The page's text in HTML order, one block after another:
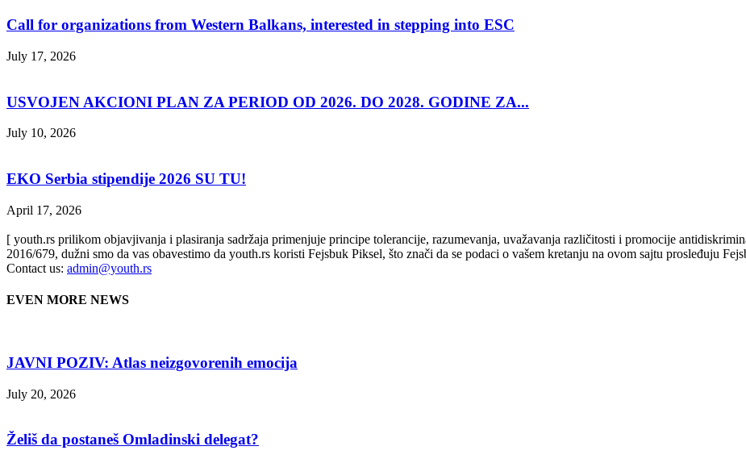
Call for organizations from Western Balkans, interested in stepping into ESC
July 17, 2026
USVOJEN AKCIONI PLAN ZA PERIOD OD 2026. DO 2028. GODINE ZA...
July 10, 2026
EKO Serbia stipendije 2026 SU TU!
April 17, 2026
[ youth.rs prilikom objavjivanja i plasiranja sadržaja primenjuje principe tolerancije, razumevanja, uvažavanja različitosti i promocije
2016/679, dužni smo da vas obavestimo da youth.rs koristi Fejsbuk Piksel, što znači da se podaci o vašem kretanju na ovom sajtu prosleđuju
Contact us: admin@youth.rs
EVEN MORE NEWS
JAVNI POZIV: Atlas neizgovorenih emocija
July 20, 2026
Želiš da postaneš Omladinski delegat?